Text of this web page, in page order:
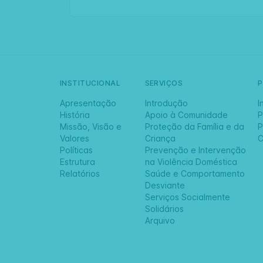
INSTITUCIONAL
Apresentação
História
Missão, Visão e
Valores
Políticas
Estrutura
Relatórios
SERVIÇOS
Introdução
Apoio à Comunidade
Proteção da Família e da
Criança
Prevenção e Intervenção
na Violência Doméstica
Saúde e Comportamento
Desviante
Serviços Socialmente
Solidários
Arquivo